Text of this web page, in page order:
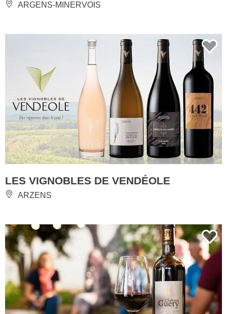
ARGENS-MINERVOIS
LES VIGNOBLES DE VENDÉOLE
ARZENS